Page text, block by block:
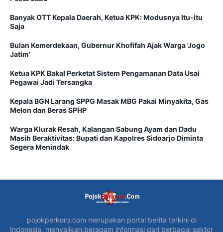
Banyak OTT Kepala Daerah, Ketua KPK: Modusnya Itu-itu
Saja
Bulan Kemerdekaan, Gubernur Khofifah Ajak Warga 'Jogo
Jatim'
Ketua KPK Bakal Perketat Sistem Pengamanan Data Usai
Pegawai Jadi Tersangka
Kepala BGN Larang SPPG Masak MBG Pakai Minyakita, Gas
Melon dan Beras SPHP
Warga Klurak Resah, Kalangan Sabung Ayam dan Dadu
Masih Beraktivitas: Bupati dan Kapolres Sidoarjo Diminta
Segera Menindak
pojokperkoro.com merupakan portal berita terkini di
Indonesia, menyajikan beragam informasi dari berbagai sektor